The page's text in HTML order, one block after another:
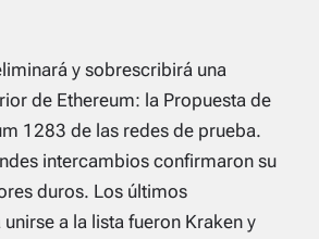
y sobrescribirá una
de Ethereum: la Propuesta de
1283 de las redes de prueba.
intercambios confirmaron su
duros. Los últimos
a la lista fueron Kraken y